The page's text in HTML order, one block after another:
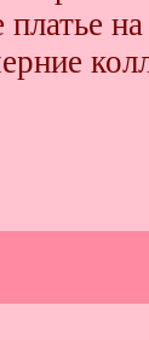
платье